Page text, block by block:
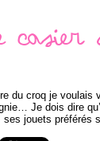
du croq je voulais
Je dois dire
ses jouets préférés